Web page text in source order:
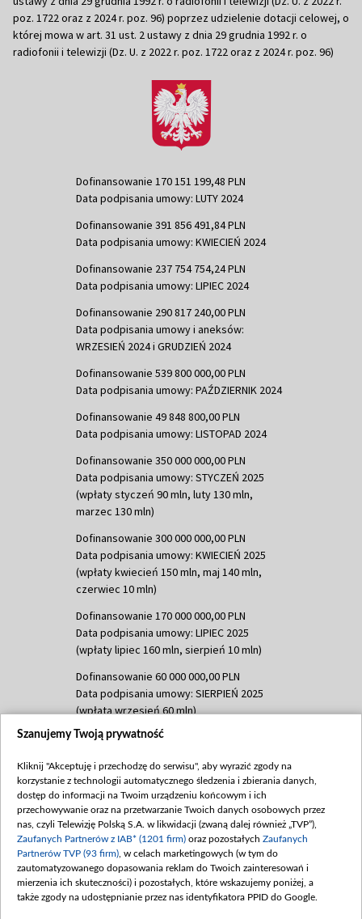
poz. 1722 oraz z 2024 r. poz. 96) poprzez udzielenie dotacji celowej, o
której mowa w art. 31 ust. 2 ustawy z dnia 29 grudnia 1992 r. o
radiofonii i telewizji (Dz. U. z 2022 r. poz. 1722 oraz z 2024 r. poz. 96)
Dofinansowanie 170 151 199,48 PLN
Data podpisania umowy: LUTY 2024
Dofinansowanie 391 856 491,84 PLN
Data podpisania umowy: KWIECIEŃ 2024
Dofinansowanie 237 754 754,24 PLN
Data podpisania umowy: LIPIEC 2024
Dofinansowanie 290 817 240,00 PLN
Data podpisania umowy i aneksów:
WRZESIEŃ 2024 i GRUDZIEŃ 2024
Dofinansowanie 539 800 000,00 PLN
Data podpisania umowy: PAŹDZIERNIK 2024
Dofinansowanie 49 848 800,00 PLN
Data podpisania umowy: LISTOPAD 2024
Dofinansowanie 350 000 000,00 PLN
Data podpisania umowy: STYCZEŃ 2025
(wpłaty styczeń 90 mln, luty 130 mln,
marzec 130 mln)
Dofinansowanie 300 000 000,00 PLN
Data podpisania umowy: KWIECIEŃ 2025
(wpłaty kwiecień 150 mln, maj 140 mln,
czerwiec 10 mln)
Dofinansowanie 170 000 000,00 PLN
Data podpisania umowy: LIPIEC 2025
(wpłaty lipiec 160 mln, sierpień 10 mln)
Dofinansowanie 60 000 000,00 PLN
Data podpisania umowy: SIERPIEŃ 2025
(wpłata wrzesień 60 mln)
Dofinansowanie 635 783 051,21 PLN
(wpłata wrzesień 100 mln, październik 350
mln, listopad 265 mln)
Dofinansowanie 48 862 000,00 PLN
Data podpisania umowy: GRUDZIEŃ 2025
(wpłata grudzień 60,548 mln)
Dofinansowanie 900 000 000,00 PLN
Data podpisania umowy: LUTY 2026 (wpłata
Szanujemy Twoją prywatność
Kliknij "Akceptuję i przechodzę do serwisu", aby wyrazić zgody na
korzystanie z technologii automatycznego śledzenia i zbierania danych,
dostęp do informacji na Twoim urządzeniu końcowym i ich
przechowywanie oraz na przetwarzanie Twoich danych osobowych przez
nas, czyli Telewizję Polską S.A. w likwidacji (zwaną dalej również „TVP”),
Zaufanych Partnerów z IAB* (1201 firm) oraz pozostałych Zaufanych
Partnerów TVP (93 firm) , w celach marketingowych (w tym do
zautomatyzowanego dopasowania reklam do Twoich zainteresowań i
mierzenia ich skuteczności) i pozostałych, które wskazujemy poniżej, a
także zgody na udostępnianie przez nas identyfikatora PPID do Google.